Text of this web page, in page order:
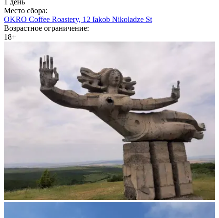
Место сбора:
OKRO Coffee Roastery, 12 Iakob Nikoladze St
Возрастное ограничение:
18+